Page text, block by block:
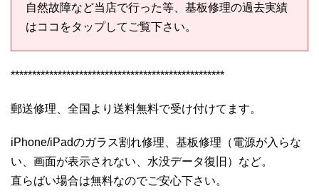
自然故障など当店で行った等、基板修理の過去実績
はココをタップしてご覧下さい。
**************************************************
郵送修理、全国より送料無料で受け付けてます。
iPhone/iPadのガラス割れ修理、基板修理（電源が入らな
い、画面が表示されない、水没データ復旧）など。
直らばい場合は無料なのでご安心下さい。